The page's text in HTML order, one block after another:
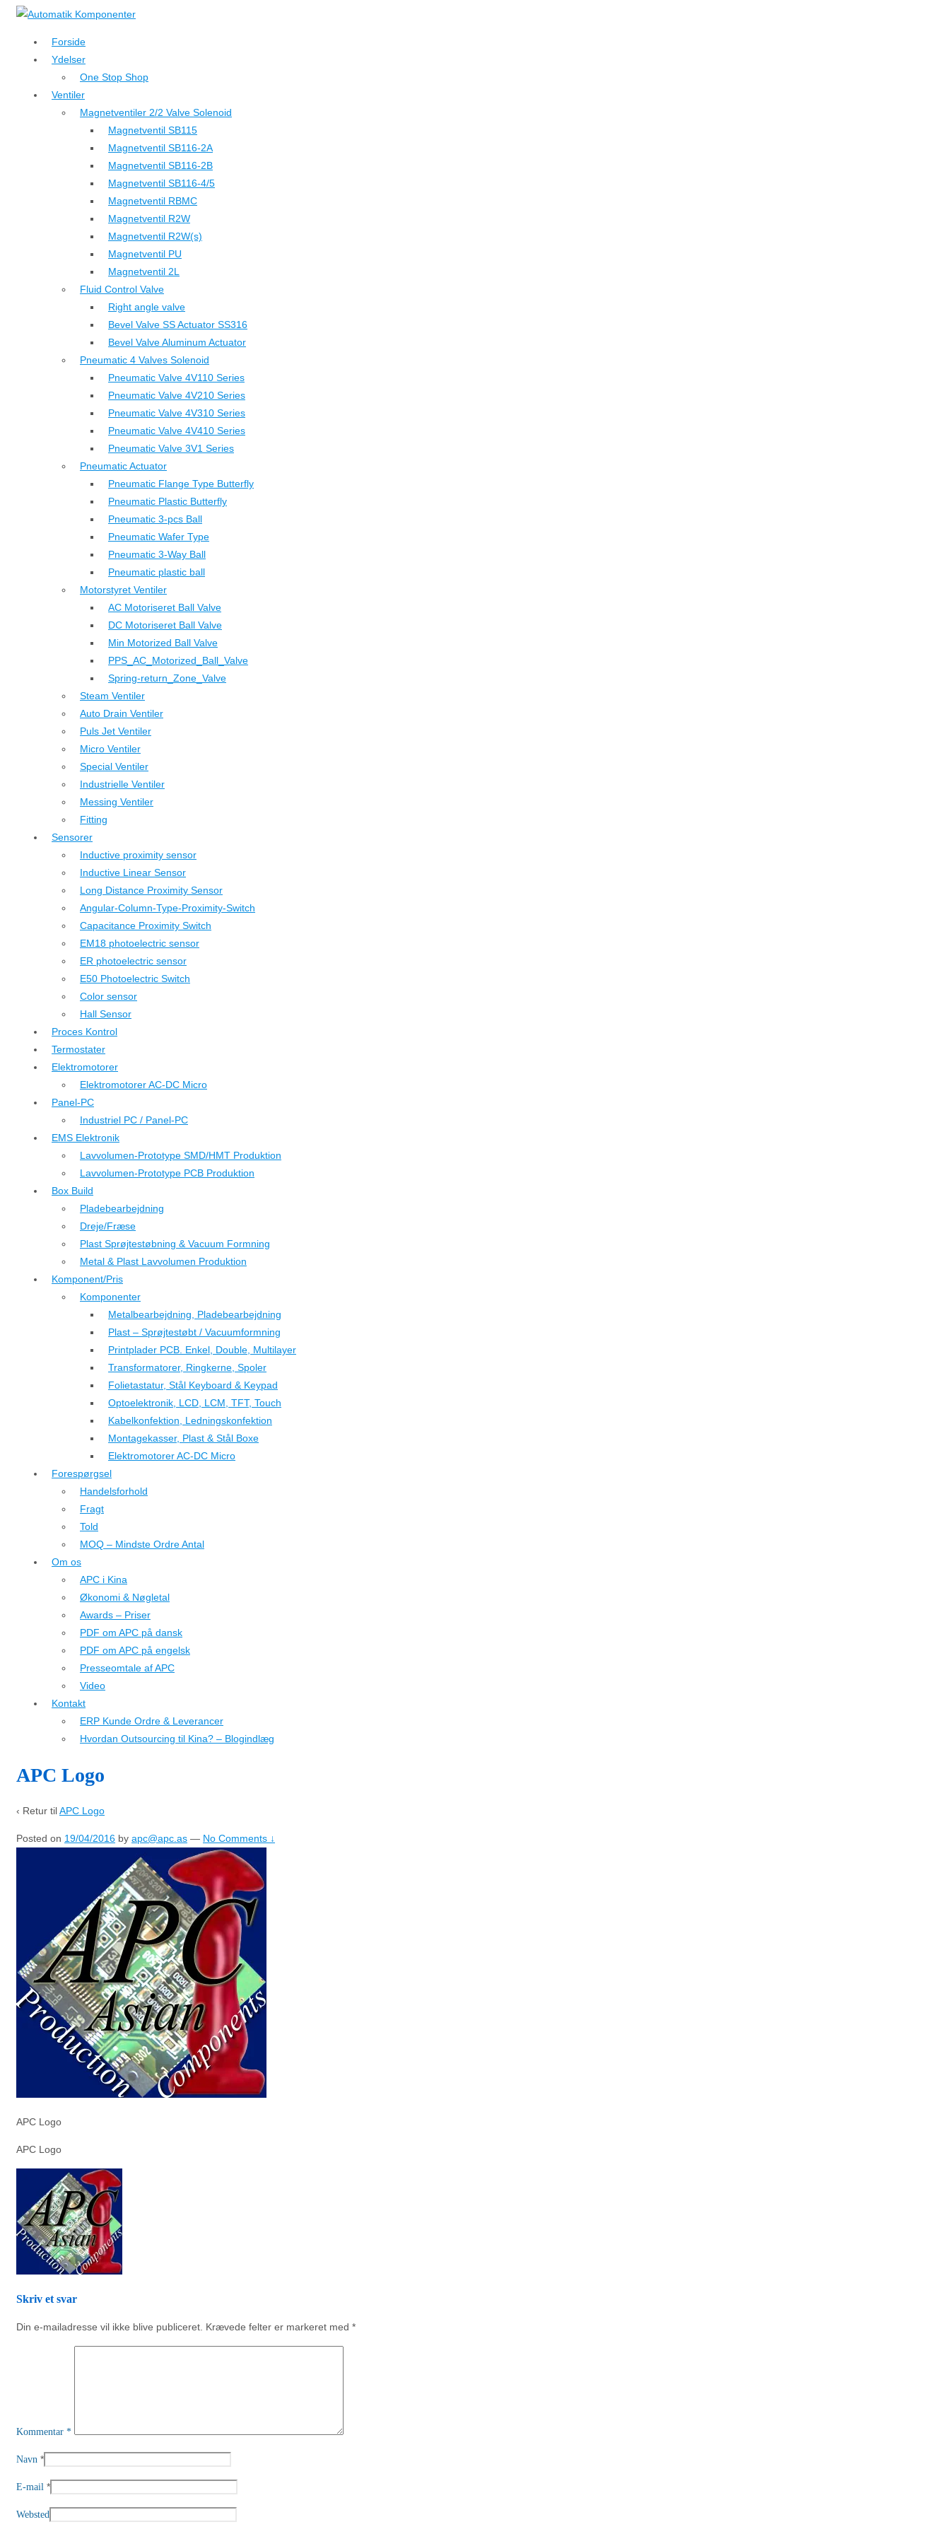
↓
hovedindhold
Forside
Ydelser
One Stop Shop
Ventiler
Magnetventiler 2/2 Valve Solenoid
Magnetventil SB115
Magnetventil SB116-2A
Magnetventil SB116-2B
Magnetventil SB116-4/5
Magnetventil RBMC
Magnetventil R2W
Magnetventil R2W(s)
Magnetventil PU
Magnetventil 2L
Fluid Control Valve
Right angle valve
Bevel Valve SS Actuator SS316
Bevel Valve Aluminum Actuator
Pneumatic 4 Valves Solenoid
Pneumatic Valve 4V110 Series
Pneumatic Valve 4V210 Series
Pneumatic Valve 4V310 Series
Pneumatic Valve 4V410 Series
Pneumatic Valve 3V1 Series
Pneumatic Actuator
Pneumatic Flange Type Butterfly
Pneumatic Plastic Butterfly
Pneumatic 3-pcs Ball
Pneumatic Wafer Type
Pneumatic 3-Way Ball
Pneumatic plastic ball
Motorstyret Ventiler
AC Motoriseret Ball Valve
DC Motoriseret Ball Valve
Min Motorized Ball Valve
PPS_AC_Motorized_Ball_Valve
Spring-return_Zone_Valve
Steam Ventiler
Auto Drain Ventiler
Puls Jet Ventiler
Micro Ventiler
Special Ventiler
Industrielle Ventiler
Messing Ventiler
Fitting
Sensorer
Inductive proximity sensor
Inductive Linear Sensor
Long Distance Proximity Sensor
Angular-Column-Type-Proximity-Switch
Capacitance Proximity Switch
EM18 photoelectric sensor
ER photoelectric sensor
E50 Photoelectric Switch
Color sensor
Hall Sensor
Proces Kontrol
Termostater
Elektromotorer
Elektromotorer AC-DC Micro
Panel-PC
Industriel PC / Panel-PC
EMS Elektronik
Lavvolumen-Prototype SMD/HMT Produktion
Lavvolumen-Prototype PCB Produktion
Box Build
Pladebearbejdning
Dreje/Fræse
Plast Sprøjtestøbning & Vacuum Formning
Metal & Plast Lavvolumen Produktion
Komponent/Pris
Komponenter
Metalbearbejdning, Pladebearbejdning
Plast – Sprøjtestøbt / Vacuumformning
Printplader PCB. Enkel, Double, Multilayer
Transformatorer, Ringkerne, Spoler
Folietastatur, Stål Keyboard & Keypad
Optoelektronik, LCD, LCM, TFT, Touch
Kabelkonfektion, Ledningskonfektion
Montagekasser, Plast & Stål Boxe
Elektromotorer AC-DC Micro
Forespørgsel
Handelsforhold
Fragt
Told
MOQ – Mindste Ordre Antal
Om os
APC i Kina
Økonomi & Nøgletal
Awards – Priser
PDF om APC på dansk
PDF om APC på engelsk
Presseomtale af APC
Video
Kontakt
ERP Kunde Ordre & Leverancer
Hvordan Outsourcing til Kina? – Blogindlæg
APC Logo
‹ Retur tilAPC Logo
Posted on 19/04/2016 by apc@apc.as — No Comments ↓
APC Logo
APC Logo
Skriv et svar
Din e-mailadresse vil ikke blive publiceret. Krævede felter er markeret med *
Kommentar *
Navn *
E-mail *
Websted